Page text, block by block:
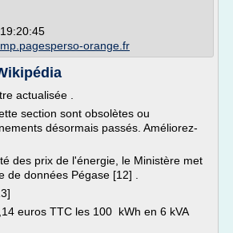
orange.fr
actualisée .
section sont obsolètes ou
désormais passés. Améliorez-
des prix de l'énergie, le Ministère met
de données Pégase [12] .
euros TTC les 100 kWh en 6 kVA